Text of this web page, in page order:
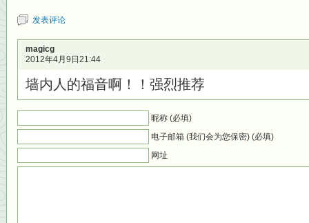
发表评论
magicg
2012年4月9日21:44
墙内人的福音啊！！强烈推荐
昵称 (必填)
电子邮箱 (我们会为您保密) (必填)
网址